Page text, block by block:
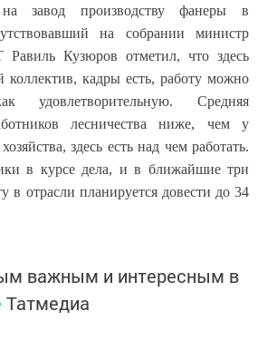
завод производству фанеры в
на собрании министр
Равиль Кузюров отметил, что здесь
коллектив, кадры есть, работу можно
удовлетворительную. Средняя
лесничества ниже, чем у
здесь есть над чем работать.
в курсе дела, и в ближайшие три
в отрасли планируется довести до 34
важным и интересным в
Татмедиа